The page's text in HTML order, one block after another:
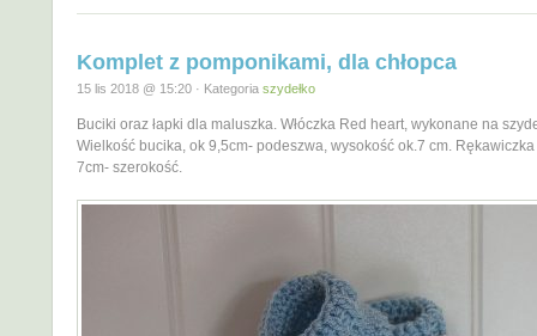
Komplet z pomponikami, dla chłopca
15 lis 2018 @ 15:20 · Kategoria szydełko
Buciki oraz łapki dla maluszka. Włóczka Red heart, wykonane na
Wielkość bucika, ok 9,5cm- podeszwa, wysokość ok.7 cm.
7cm- szerokość.